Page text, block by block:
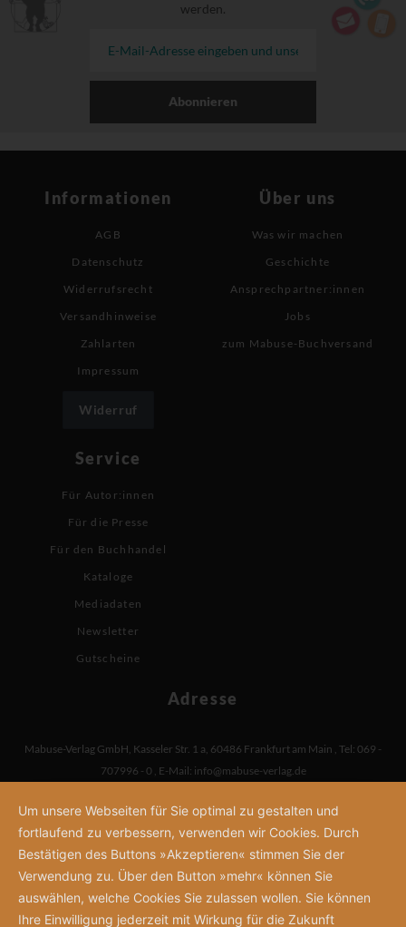
werden.
Abonnieren
Informationen
AGB
Datenschutz
Widerrufsrecht
Versandhinweise
Zahlarten
Impressum
Widerruf
Über uns
Was wir machen
Geschichte
Ansprechpartner:innen
Jobs
zum Mabuse-Buchversand
Service
Für Autor:innen
Für die Presse
Für den Buchhandel
Kataloge
Mediadaten
Newsletter
Gutscheine
Adresse
Mabuse-Verlag GmbH, Kasseler Str. 1 a, 60486 Frankfurt am Main , Tel: 069 -
707996 - 0 , E-Mail: info@mabuse-verlag.de
Um unsere Webseiten für Sie optimal zu gestalten und
fortlaufend zu verbessern, verwenden wir Cookies. Durch
Bestätigen des Buttons »Akzeptieren« stimmen Sie der
Verwendung zu. Über den Button »mehr« können Sie
auswählen, welche Cookies Sie zulassen wollen. Sie können
Ihre Einwilligung jederzeit mit Wirkung für die Zukunft